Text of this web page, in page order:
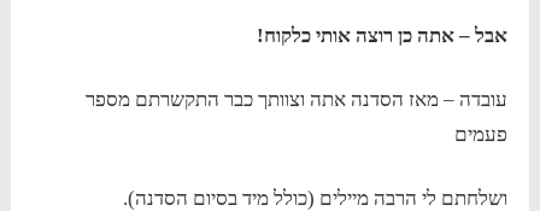
אבל – אתה כן רוצה אותי כלקוח!
עובדה – מאז הסדנה אתה וצוותך כבר התקשרתם מספר
פעמים
ושלחתם לי הרבה מיילים (כולל מיד בסיום הסדנה).